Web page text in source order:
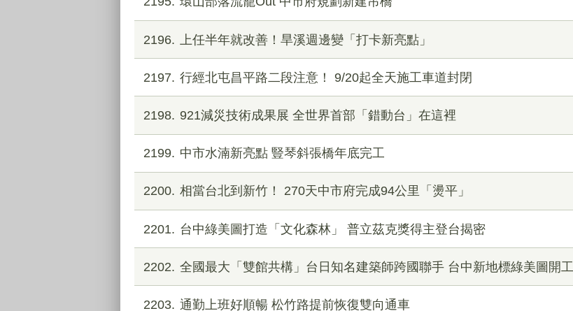
2196 上任半年就改善！旱溪週邊變「打卡新亮點」
2197 行經北屯昌平路二段注意！ 9/20起全天施工車道封閉
2198 921減災技術成果展 全世界首部「錯動台」在這裡
2199 中市水湳新亮點 豎琴斜張橋年底完工
2200 相當台北到新竹！ 270天中市府完成94公里「燙平」
2201 台中綠美圖打造「文化森林」 普立茲克獎得主登台揭密
2202 全國最大「雙館共構」台日知名建築師跨國聯手 台中新地標綠美圖開工
2203 通勤上班好順暢 松竹路提前恢復雙向通車